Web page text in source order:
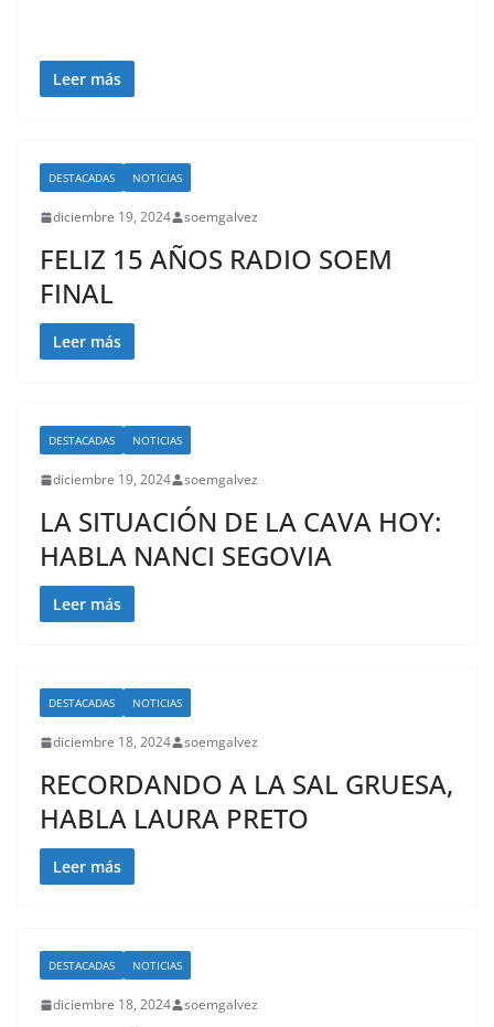
Leer más
DESTACADAS NOTICIAS
diciembre 19, 2024 soemgalvez
FELIZ 15 AÑOS RADIO SOEM
FINAL
Leer más
DESTACADAS NOTICIAS
diciembre 19, 2024 soemgalvez
LA SITUACIÓN DE LA CAVA HOY:
HABLA NANCI SEGOVIA
Leer más
DESTACADAS NOTICIAS
diciembre 18, 2024 soemgalvez
RECORDANDO A LA SAL GRUESA,
HABLA LAURA PRETO
Leer más
DESTACADAS NOTICIAS
diciembre 18, 2024 soemgalvez